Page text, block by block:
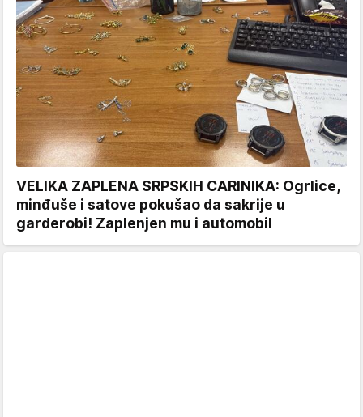
VELIKA ZAPLENA SRPSKIH CARINIKA: Ogrlice,
minđuše i satove pokušao da sakrije u
garderobi! Zaplenjen mu i automobil